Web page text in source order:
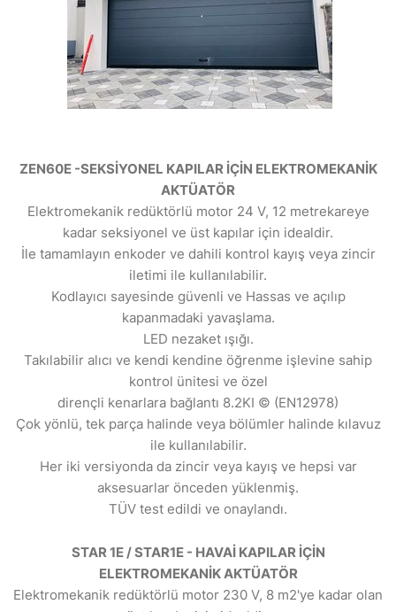
ZEN60E -SEKSİYONEL KAPILAR İÇİN ELEKTROMEKANİK
AKTÜATÖR
Elektromekanik redüktörlü motor 24 V, 12 metrekareye
kadar seksiyonel ve üst kapılar için idealdir.
İle tamamlayın enkoder ve dahili kontrol kayış veya zincir
iletimi ile kullanılabilir.
Kodlayıcı sayesinde güvenli ve Hassas ve açılıp
kapanmadaki yavaşlama.
LED nezaket ışığı.
Takılabilir alıcı ve kendi kendine öğrenme işlevine sahip
kontrol ünitesi ve özel
dirençli kenarlara bağlantı 8.2KI © (EN12978)
Çok yönlü, tek parça halinde veya bölümler halinde kılavuz
ile kullanılabilir.
Her iki versiyonda da zincir veya kayış ve hepsi var
aksesuarlar önceden yüklenmiş.
TÜV test edildi ve onaylandı.
STAR 1E / STAR1E - HAVAİ KAPILAR İÇİN
ELEKTROMEKANİK AKTÜATÖR
Elektromekanik redüktörlü motor 230 V, 8 m2'ye kadar olan